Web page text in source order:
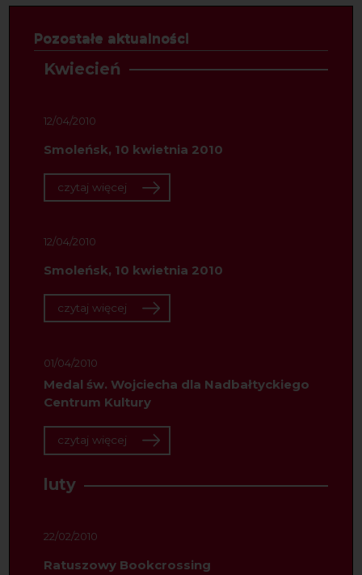
Pozostałe aktualności
Kwiecień
12/04/2010
Smoleńsk, 10 kwietnia 2010
czytaj więcej
12/04/2010
Smoleńsk, 10 kwietnia 2010
czytaj więcej
01/04/2010
Medal św. Wojciecha dla Nadbałtyckiego
Centrum Kultury
czytaj więcej
luty
22/02/2010
Ratuszowy Bookcrossing